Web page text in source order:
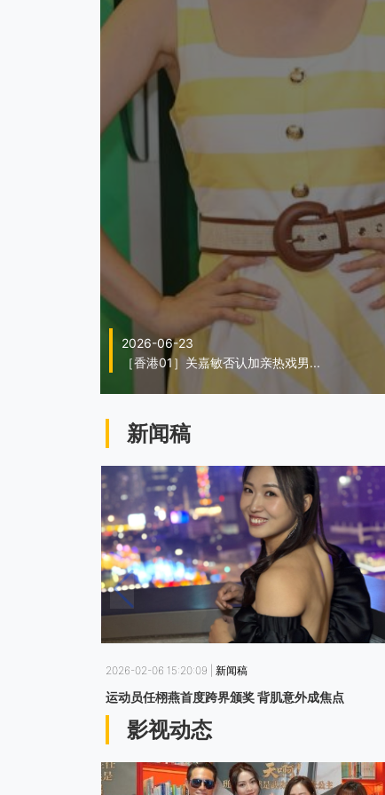
2026-06-23
［香港01］关嘉敏否认加亲热戏男...
新闻稿
2026-02-06 15:20:09 | 新闻稿
运动员任栩燕首度跨界颁奖 背肌意外成焦点
影视动态